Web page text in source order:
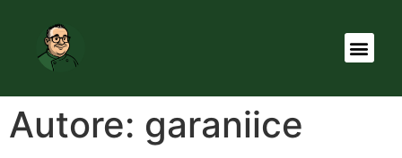
Autore: garaniice